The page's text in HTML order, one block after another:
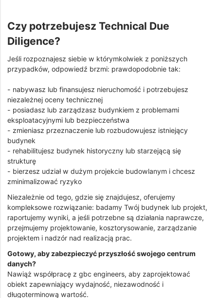
Czy potrzebujesz Technical Due
Diligence?
Jeśli rozpoznajesz siebie w którymkolwiek z poniższych
przypadków, odpowiedź brzmi: prawdopodobnie tak:
- nabywasz lub finansujesz nieruchomość i potrzebujesz
niezależnej oceny technicznej
- posiadasz lub zarządzasz budynkiem z problemami
eksploatacyjnymi lub bezpieczeństwa
- zmieniasz przeznaczenie lub rozbudowujesz istniejący
budynek
- rehabilitujesz budynek historyczny lub starzejącą się
strukturę
- bierzesz udział w dużym projekcie budowlanym i chcesz
zminimalizować ryzyko
Niezależnie od tego, gdzie się znajdujesz, oferujemy
kompleksowe rozwiązanie: badamy Twój budynek lub projekt,
raportujemy wyniki, a jeśli potrzebne są działania naprawcze,
przejmujemy projektowanie, kosztorysowanie, zarządzanie
projektem i nadzór nad realizacją prac.
Gotowy, aby zabezpieczyć przyszłość swojego centrum
danych?
Nawiąż współpracę z gbc engineers, aby zaprojektować
obiekt zapewniający wydajność, niezawodność i
długoterminową wartość.